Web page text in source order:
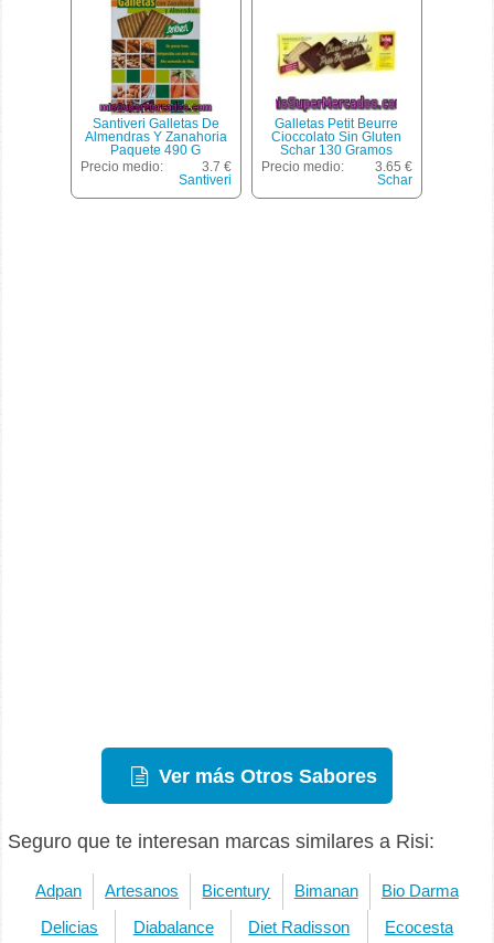
Santiveri Galletas De
Almendras Y Zanahoria
Paquete 490 G
Precio medio:
3.7 €
Santiveri
Galletas Petit Beurre
Cioccolato Sin Gluten
Schar 130 Gramos
Precio medio:
3.65 €
Schar
Ver más Otros Sabores
Seguro que te interesan marcas similares a Risi:
Adpan Artesanos Bicentury Bimanan Bio Darma
Delicias Diabalance Diet Radisson Ecocesta